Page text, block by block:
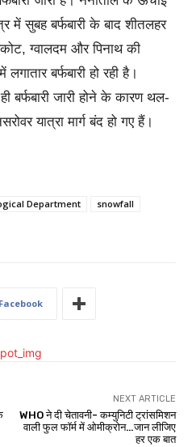
में सुबह बर्फबारी के बाद शीतलहर
ग्वालदम और पिनाथ की
बर्फबारी हो रही है।
बर्फबारी जारी होने के कारण थल-
यात्रा मार्ग बंद हो गए हैं।
Department
snowfall
Facebook
NEXT ARTICLE
WHO ने दी चेतावनी- कम्युनिटी ट्रांसमिशन
वाली फुल फॉर्म में ओमीक्रोन…जान लीजिए
हर एक बात